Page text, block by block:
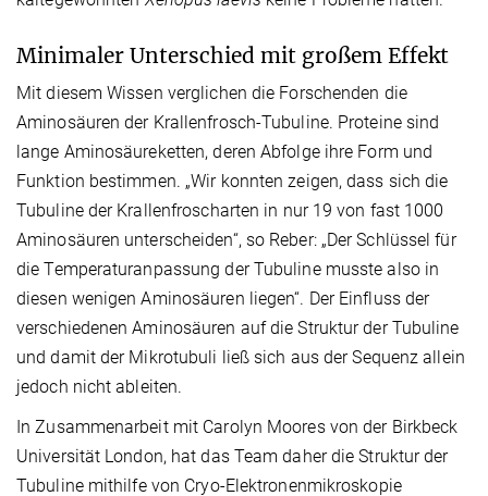
Minimaler Unterschied mit großem Effekt
Mit diesem Wissen verglichen die Forschenden die
Aminosäuren der Krallenfrosch-Tubuline. Proteine sind
lange Aminosäureketten, deren Abfolge ihre Form und
Funktion bestimmen. „Wir konnten zeigen, dass sich die
Tubuline der Krallenfroscharten in nur 19 von fast 1000
Aminosäuren unterscheiden“, so Reber: „Der Schlüssel für
die Temperaturanpassung der Tubuline musste also in
diesen wenigen Aminosäuren liegen“. Der Einfluss der
verschiedenen Aminosäuren auf die Struktur der Tubuline
und damit der Mikrotubuli ließ sich aus der Sequenz allein
jedoch nicht ableiten.
In Zusammenarbeit mit Carolyn Moores von der Birkbeck
Universität London, hat das Team daher die Struktur der
Tubuline mithilfe von Cryo-Elektronenmikroskopie